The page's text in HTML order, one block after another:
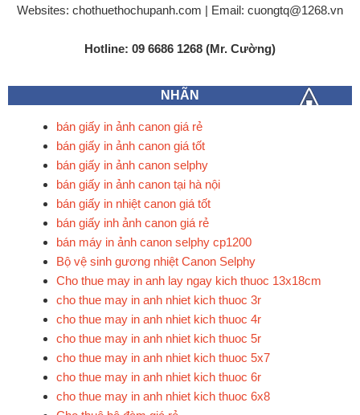
Websites: chothuethochupanh.com | Email: cuongtq@1268.vn
Hotline: 09 6686 1268 (Mr. Cường)
NHÃN
bán giấy in ảnh canon giá rẻ
bán giấy in ảnh canon giá tốt
bán giấy in ảnh canon selphy
bán giấy in ảnh canon tại hà nội
bán giấy in nhiệt canon giá tốt
bán giấy inh ảnh canon giá rẻ
bán máy in ảnh canon selphy cp1200
Bộ vệ sinh gương nhiệt Canon Selphy
Cho thue may in anh lay ngay kich thuoc 13x18cm
cho thue may in anh nhiet kich thuoc 3r
cho thue may in anh nhiet kich thuoc 4r
cho thue may in anh nhiet kich thuoc 5r
cho thue may in anh nhiet kich thuoc 5x7
cho thue may in anh nhiet kich thuoc 6r
cho thue may in anh nhiet kich thuoc 6x8